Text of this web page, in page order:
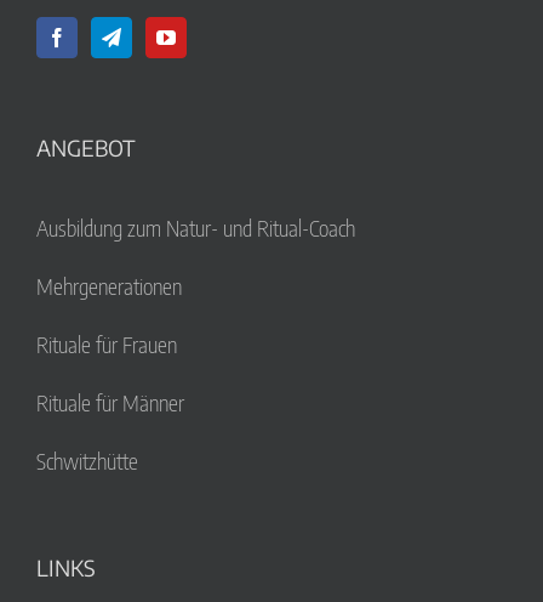
ANGEBOT
Ausbildung zum Natur- und Ritual-Coach
Mehrgenerationen
Rituale für Frauen
Rituale für Männer
Schwitzhütte
LINKS